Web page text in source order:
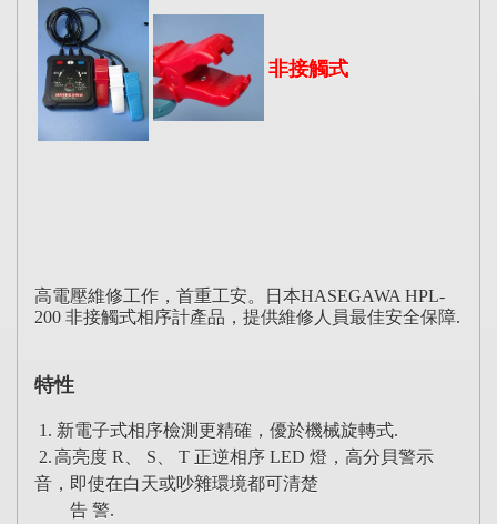
非接觸式
高電壓維修工作，首重工安。日本HASEGAWA HPL-
200 非接觸式相序計產品，提供維修人員最佳安全保障.
特性
1. 新電子式相序檢測更精確，優於機械旋轉式.
2.高亮度 R、 S、 T 正逆相序 LED 燈，高分貝警示
音，即使在白天或吵雜環境都可清楚
告 警.